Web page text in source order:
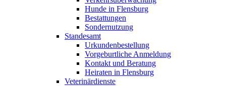
Hunde in Flensburg
Bestattungen
Sondernutzung
Standesamt
Urkundenbestellung
Vorgeburtliche Anmeldung
Kontakt und Beratung
Heiraten in Flensburg
Veterinärdienste